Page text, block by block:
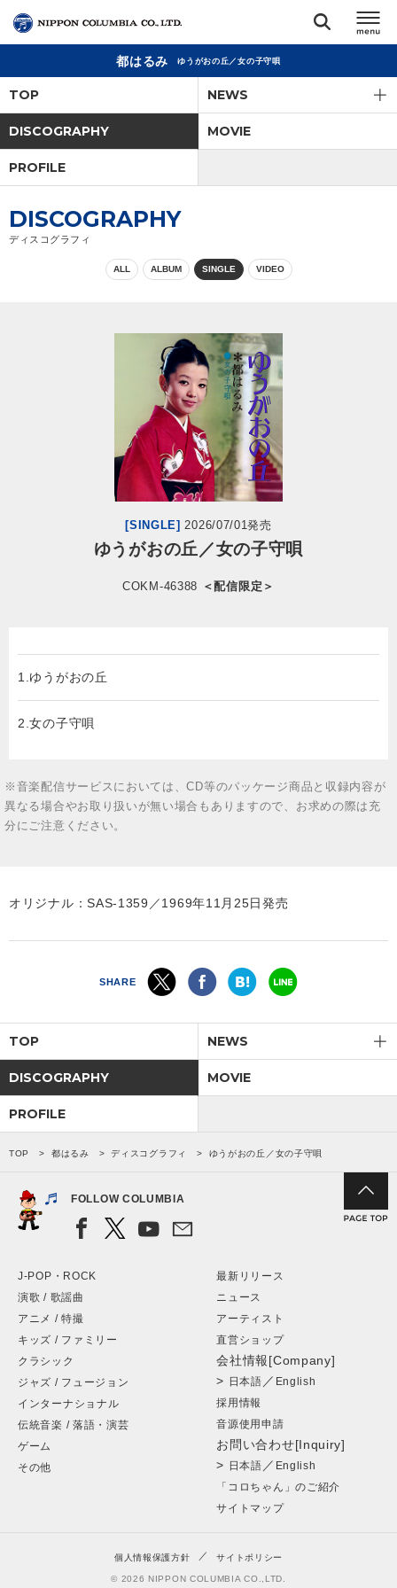
閉じる
アーティスト
ジャンル
閉じる
都はるみ ゆうがおの丘／女の子守唄
TOP NEWS
DISCOGRAPHY MOVIE
PROFILE
DISCOGRAPHY
ディスコグラフィ
ALL ALBUM SINGLE VIDEO
[SINGLE] 2026/07/01発売
ゆうがおの丘／女の子守唄
COKM-46388 ＜配信限定＞
1.ゆうがおの丘
2.女の子守唄
※音楽配信サービスにおいては、CD等のパッケージ商品と収録内容が
異なる場合やお取り扱いが無い場合もありますので、お求めの際は充
分にご注意ください。
オリジナル：SAS-1359／1969年11月25日発売
SHARE
TOP NEWS
DISCOGRAPHY MOVIE
PROFILE
TOP 都はるみ ディスコグラフィ ゆうがおの丘／女の子守唄
FOLLOW COLUMBIA
J-POP・ROCK
演歌 / 歌謡曲
アニメ / 特撮
キッズ / ファミリー
クラシック
ジャズ / フュージョン
インターナショナル
伝統音楽 / 落語・演芸
ゲーム
その他
最新リリース
ニュース
アーティスト
直営ショップ
会社情報[Company]
> 日本語 ／ English
採用情報
音源使用申請
お問い合わせ[Inquiry]
> 日本語 ／ English
「コロちゃん」のご紹介
サイトマップ
個人情報保護方針 サイトポリシー
© 2026 NIPPON COLUMBIA CO.,LTD.